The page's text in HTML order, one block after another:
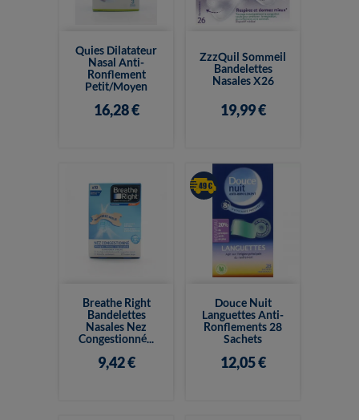
Quies Dilatateur
Nasal Anti-
Ronflement
Petit/Moyen
16,28 €
ZzzQuil Sommeil
Bandelettes
Nasales X26
19,99 €
Breathe Right
Bandelettes
Nasales Nez
Congestionné...
9,42 €
Douce Nuit
Languettes Anti-
Ronflements 28
Sachets
12,05 €